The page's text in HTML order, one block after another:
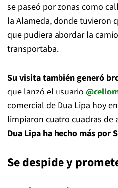
se paseó por zonas como
la Alameda, donde tuvieron
que pudiera abordar la
transportaba.
Su visita también generó
que lanzó el usuario
comercial de Dua Lipa hoy
limpiaron cuatro cuadras de
Dua Lipa ha hecho más por
Se despide y